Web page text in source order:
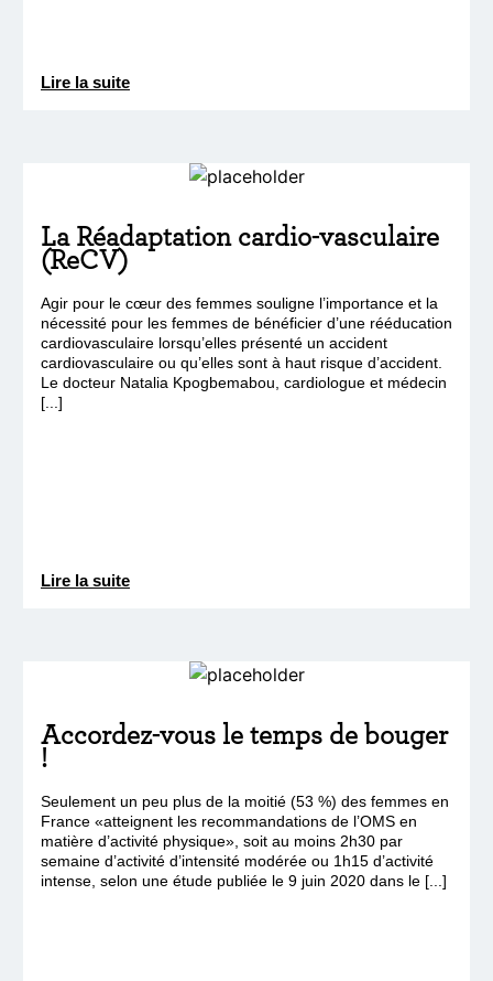
Lire la suite
La Réadaptation cardio-vasculaire
(ReCV)
Agir pour le cœur des femmes souligne l’importance et la
nécessité pour les femmes de bénéficier d’une rééducation
cardiovasculaire lorsqu’elles présenté un accident
cardiovasculaire ou qu’elles sont à haut risque d’accident.
Le docteur Natalia Kpogbemabou, cardiologue et médecin
[...]
Lire la suite
Accordez-vous le temps de bouger
!
Seulement un peu plus de la moitié (53 %) des femmes en
France «atteignent les recommandations de l’OMS en
matière d’activité physique», soit au moins 2h30 par
semaine d’activité d’intensité modérée ou 1h15 d’activité
intense, selon une étude publiée le 9 juin 2020 dans le [...]